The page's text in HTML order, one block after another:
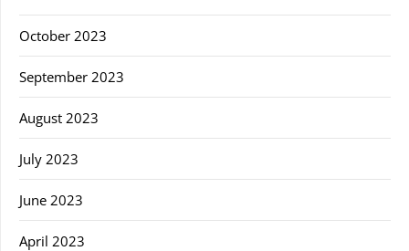
October 2023
September 2023
August 2023
July 2023
June 2023
April 2023